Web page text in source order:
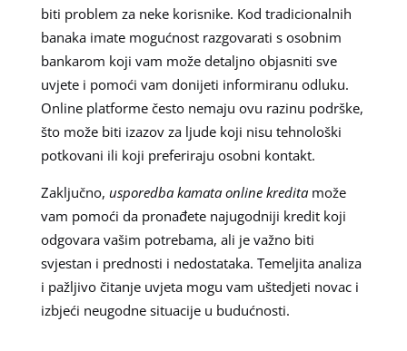
biti problem za neke korisnike. Kod tradicionalnih
banaka imate mogućnost razgovarati s osobnim
bankarom koji vam može detaljno objasniti sve
uvjete i pomoći vam donijeti informiranu odluku.
Online platforme često nemaju ovu razinu podrške,
što može biti izazov za ljude koji nisu tehnološki
potkovani ili koji preferiraju osobni kontakt.
Zaključno, usporedba kamata online kreditamože
vam pomoći da pronađete najugodniji kredit koji
odgovara vašim potrebama, ali je važno biti
svjestan i prednosti i nedostataka. Temeljita analiza
i pažljivo čitanje uvjeta mogu vam uštedjeti novac i
izbjeći neugodne situacije u budućnosti.